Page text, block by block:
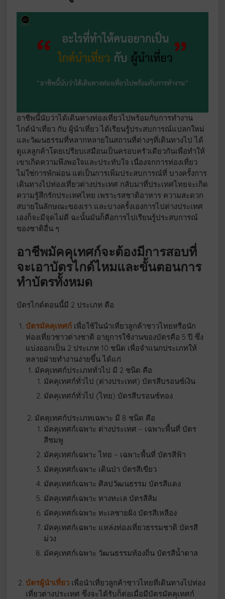
อาชีพนี้นับว่าได้เดินทางท่องเที่ยวไปพร้อมกับการทำงาน
ไกด์นำเที่ยว กับ ผู้นำเที่ยว ได้เรียนรู้ประสบการณ์แปลกใหม่
และวัฒนธรรมที่หลากหลายในสถานที่ต่างๆที่เดินทางไป ได้
ดูแลลูกค้าโดยเปรียบเสมือนเป็นครอบครัวเดียวกันเพื่อทำให้
เขาเกิดความพึงพอใจและประทับใจ เนื่องจกการท่องเที่ยว
ไม่ใช่การพักผ่อน แต่เป็นการเพิ่มประสบการณ์ที่ บางครั้งการ
เดินทางไปท่องเที่ยวต่างประเทศ กลับมาที่ประเทศไทยจะเกิด
ความรู้สึกรักประเทศไทย เพราะรสชาติอาหาร ความสะดวก
สบายในลักษณะของเรา และบางครั้งเองการไปต่างประเทศ
เองก็จะมีจุดไม่ดี ฉะนั้นมันก็คือการไปเรียนรู้ประสบการณ์
ของชาติอื่น ๆ
อาชีพมัคคุเทศก์จะต้องมีการสอบที่
จะเอาบัตรไกด์ไหมและขั้นตอนการ
ทำบัตรทั้งหมด
บัตรไกด์ตอนนี้มี 2 ประเภท คือ
บัตรมัคคุเทศก์ เพื่อใช้ในนำเที่ยวลูกค้าชาวไทยหรือนัก
ท่องเที่ยวชาวต่างชาติ อายุการใช้งานของบัตรคือ 5 ปี ซึ่ง
แบ่งออกเป็น 2 ประเภท 10 ชนิด เพื่อจำแนกประเภทให้
หลายฝ่ายทำงานง่ายขึ้น ได้แก่
มัคคุเทศก์ประเภททั่วไป มี 2 ชนิด คือ
มัคคุเทศก์ทั่วไป (ต่างประเทศ) บัตรสีบรอนซ์เงิน
มัคคุเทศก์ทั่วไป (ไทย) บัตรสีบรอนซ์ทอง
มัคคุเทศก์ประเภทเฉพาะ มี 8 ชนิด คือ
มัคคุเทศก์เฉพาะ ต่างประเทศ – เฉพาะพื้นที่ บัตร
สีชมพู
มัคคุเทศก์เฉพาะ ไทย – เฉพาะพื้นที่ บัตรสีฟ้า
มัคคุเทศก์เฉพาะ เดินป่า บัตรสีเขียว
มัคคุเทศก์เฉพาะ ศิลปวัฒนธรรม บัตรสีแดง
มัคคุเทศก์เฉพาะ ทางทะเล บัตรสีส้ม
มัคคุเทศก์เฉพาะ ทะเลชายฝั่ง บัตรสีเหลือง
มัคคุเทศก์เฉพาะ แหล่งท่องเที่ยวธรรมชาติ บัตรสี
ม่วง
มัคคุเทศก์เฉพาะ วัฒนธรรมท้องถิ่น บัตรสีน้ำตาล
บัตรผู้นำเที่ยว เพื่อนำเที่ยวลูกค้าชาวไทยที่เดินทางไปท่อง
เที่ยวต่างประเทศ ซึ่งจะได้รับก็ต่อเมื่อมีบัตรมัคคุเทศก์